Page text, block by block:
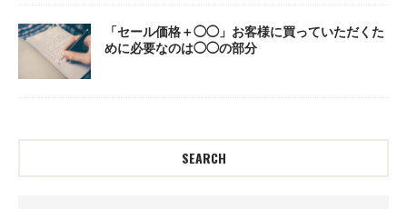
「セール価格＋◯◯」お客様に買っていただくた
めに必要なのは◯◯の部分
SEARCH